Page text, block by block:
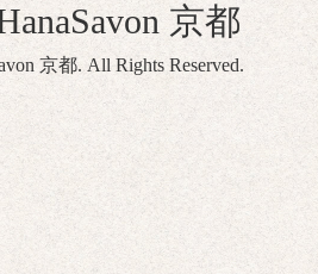
京都
京都. All Rights Reserved.